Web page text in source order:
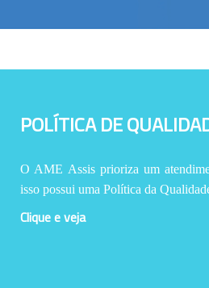
POLÍTICA DE
O AME Assis prioriza um
isso possui uma Política da
Clique e veja